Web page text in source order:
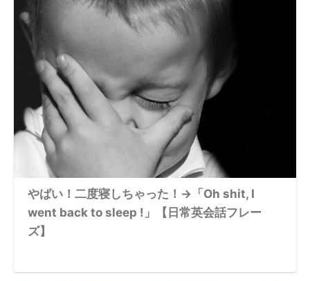
やばい！二度寝しちゃった！→「Oh shit, I
went back to sleep !」【日常英会話フレー
ズ】